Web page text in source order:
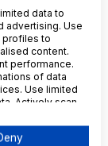
porušení
se týkala
data to
advertising. Use
profiles to
content.
performance.
of data
Use limited
Actively scan
and send to the